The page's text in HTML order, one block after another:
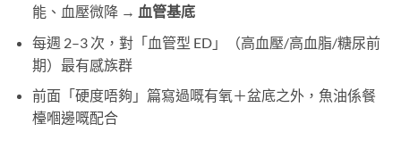
能、血壓微降 → 血管基底
每週 2–3 次，對「血管型 ED」（高血壓/高血脂/糖尿前
期）最有感族群
前面「硬度唔夠」篇寫過嘅有氧＋盆底之外，魚油係餐
檯嗰邊嘅配合